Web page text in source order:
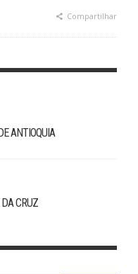
Compartilhar
ANTIOQUIA
CRUZ